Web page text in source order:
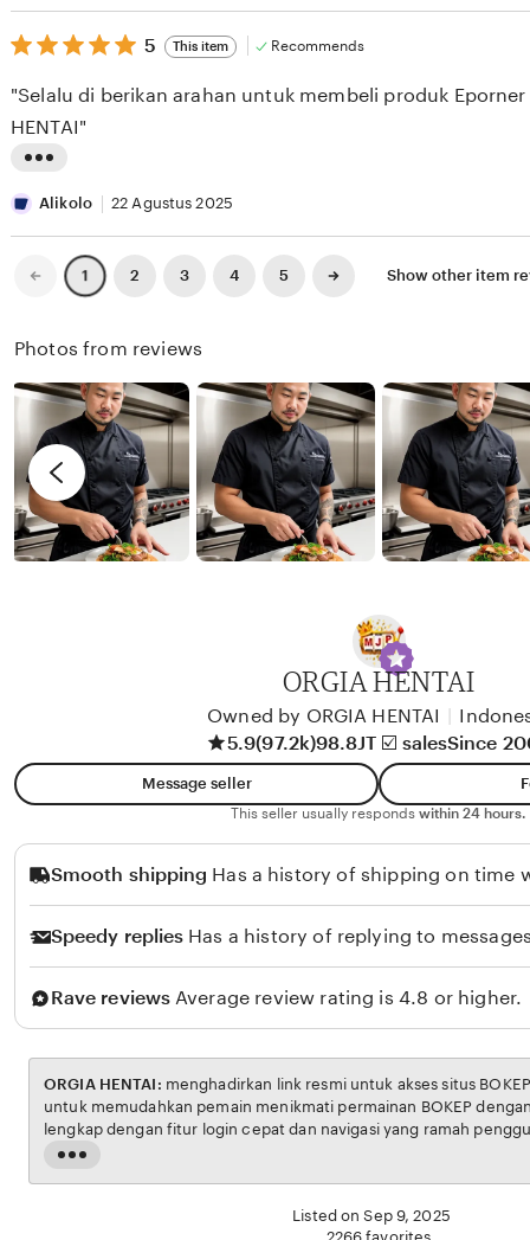
y
A
E
S
E
K
e
v
e
w
y
X
X
I
s
t
n
g
e
v
y
R
e
n
d
y
5
out
5
stars
5 This item Recommends
i
s
r
e
i
e
w
l
o
"Selalu di berikan arahan untuk membeli produk Eporner
HENTAI"
Alikolo 22 Agustus 2025
Previous
page
1 2 3 4 5
Next
page
Show other item
Photos from reviews
ORGIA HENTAI
Owned by ORGIA HENTAI
5.9(97.2k)98.8JT ☑️ salesSince
Message seller
This seller usually responds within 24 hours.
Smooth shipping Has a history of shipping on time
Speedy replies Has a history of replying to
Rave reviews Average review rating is 4.8 or higher.
Read
the
ORGIA HENTAI:
untuk memudahkan pemain menikmati permainan BOKEP dengan aman dan transparan,
lengkap dengan fitur login cepat dan navigasi yang ramah pengguna. Setiap transaksi
dijamin aman, sementara update hasil dan informasi permainan selalu tersedia secara real-
Listed on Sep 9, 2025